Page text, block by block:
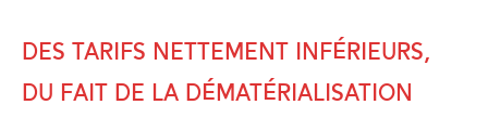
Des tarifs nettement inférieurs,
du fait de la dématérialisation